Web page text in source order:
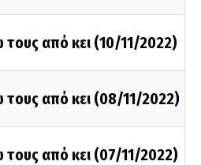
από κει (10/11/2022)
τους από κει (08/11/2022)
τους από κει (07/11/2022)